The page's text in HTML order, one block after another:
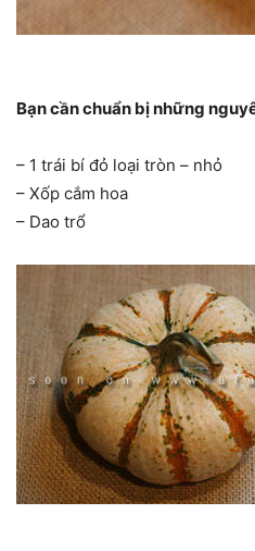
Bạn cần chuẩn bị những
– 1 trái bí đỏ loại tròn – nhỏ
– Xốp cắm hoa
– Dao trổ